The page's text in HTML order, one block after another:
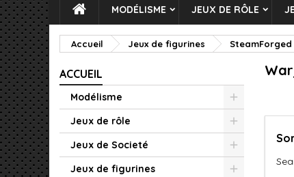
MODÉLISME JEUX DE RÔLE
Accueil Jeux de figurines
ACCUEIL
Modélisme
Jeux de rôle
Jeux de Societé
Jeux de figurines